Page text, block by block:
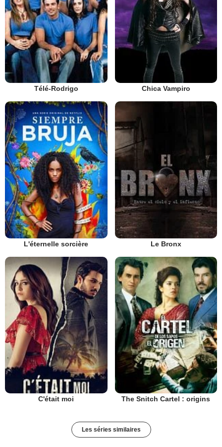
Télé-Rodrigo Chica Vampiro
L'éternelle sorcière Le Bronx
C'était moi The Snitch Cartel : origins
Les séries similaires